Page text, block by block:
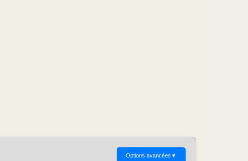
Options avancées ▼